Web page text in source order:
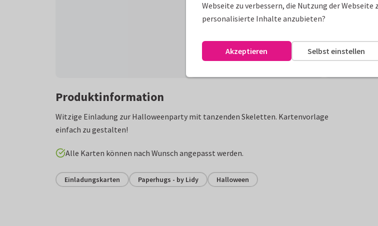
Produktinformation
Witzige Einladung zur Halloweenparty mit tanzenden Skeletten. Kartenvorlage
einfach zu gestalten!
Alle Karten können nach Wunsch angepasst werden.
Einladungskarten Paperhugs - by Lidy Halloween
Webseite zu verbessern, die Nutzung der Webseite
personalisierte Inhalte anzubieten?
Selbst einstellen
Akzeptieren